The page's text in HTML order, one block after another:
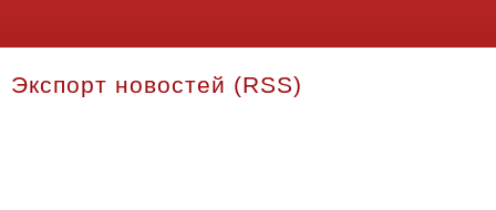
Экспорт новостей (RSS)